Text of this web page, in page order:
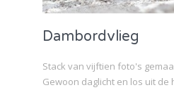
Dambordvlieg
Stack van vijftien foto's
Gewoon daglicht en los uit de